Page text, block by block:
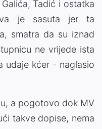
Tadić i ostatka
je sasuta jer ta
smatra da su iznad
ne vrijede ista
udaje kćer - naglasio
a pogotovo dok MV
takve dopise, nema